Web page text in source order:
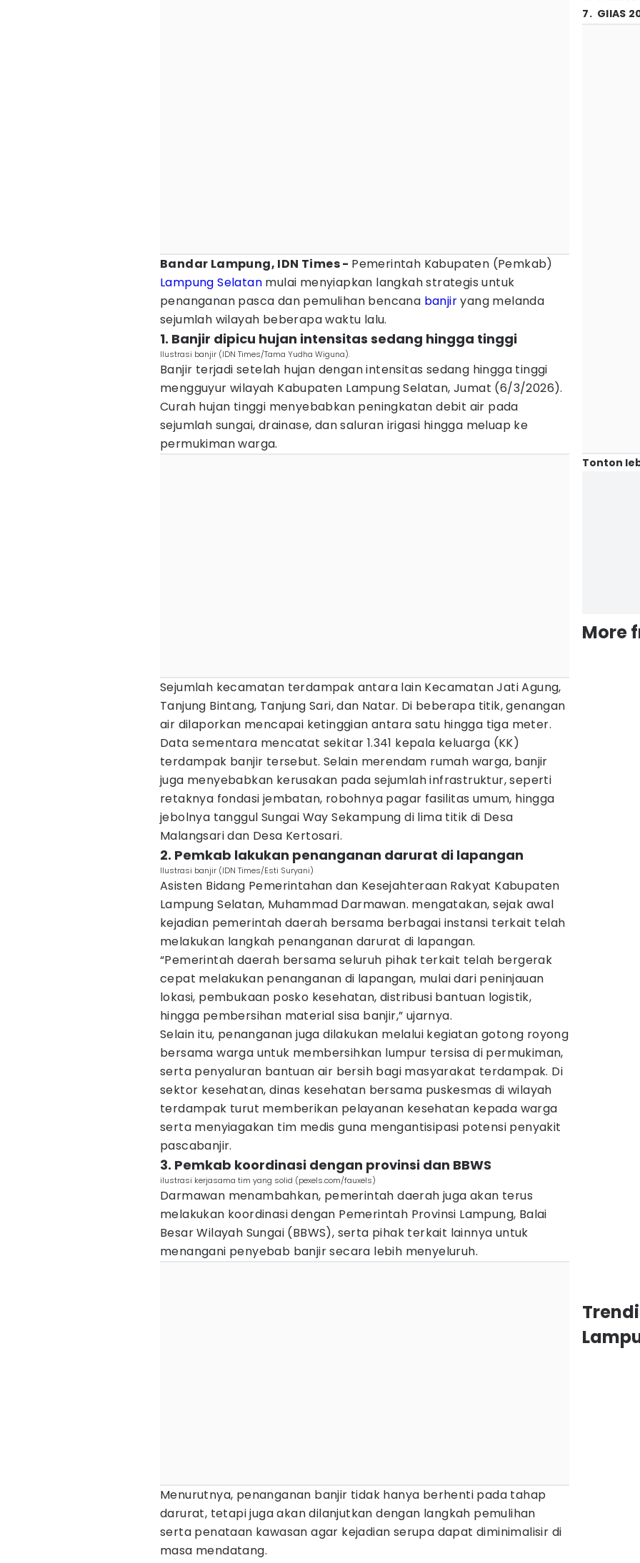
Bandar Lampung, IDN Times - Pemerintah Kabupaten (Pemkab)
Lampung Selatan mulai menyiapkan langkah strategis untuk
penanganan pasca dan pemulihan bencana banjiryang melanda
sejumlah wilayah beberapa waktu lalu.
1. Banjir dipicu hujan intensitas sedang hingga tinggi
Ilustrasi banjir (IDN Times/Tama Yudha Wiguna).
Banjir terjadi setelah hujan dengan intensitas sedang hingga tinggi
mengguyur wilayah Kabupaten Lampung Selatan, Jumat (6/3/2026).
Curah hujan tinggi menyebabkan peningkatan debit air pada
sejumlah sungai, drainase, dan saluran irigasi hingga meluap ke
permukiman warga.
Sejumlah kecamatan terdampak antara lain Kecamatan Jati Agung,
Tanjung Bintang, Tanjung Sari, dan Natar. Di beberapa titik, genangan
air dilaporkan mencapai ketinggian antara satu hingga tiga meter.
Data sementara mencatat sekitar 1.341 kepala keluarga (KK)
terdampak banjir tersebut. Selain merendam rumah warga, banjir
juga menyebabkan kerusakan pada sejumlah infrastruktur, seperti
retaknya fondasi jembatan, robohnya pagar fasilitas umum, hingga
jebolnya tanggul Sungai Way Sekampung di lima titik di Desa
Malangsari dan Desa Kertosari.
2. Pemkab lakukan penanganan darurat di lapangan
Ilustrasi banjir (IDN Times/Esti Suryani)
Asisten Bidang Pemerintahan dan Kesejahteraan Rakyat Kabupaten
Lampung Selatan, Muhammad Darmawan. mengatakan, sejak awal
kejadian pemerintah daerah bersama berbagai instansi terkait telah
melakukan langkah penanganan darurat di lapangan.
“Pemerintah daerah bersama seluruh pihak terkait telah bergerak
cepat melakukan penanganan di lapangan, mulai dari peninjauan
lokasi, pembukaan posko kesehatan, distribusi bantuan logistik,
hingga pembersihan material sisa banjir,” ujarnya.
Selain itu, penanganan juga dilakukan melalui kegiatan gotong royong
bersama warga untuk membersihkan lumpur tersisa di permukiman,
serta penyaluran bantuan air bersih bagi masyarakat terdampak. Di
sektor kesehatan, dinas kesehatan bersama puskesmas di wilayah
terdampak turut memberikan pelayanan kesehatan kepada warga
serta menyiagakan tim medis guna mengantisipasi potensi penyakit
pascabanjir.
3. Pemkab koordinasi dengan provinsi dan BBWS
ilustrasi kerjasama tim yang solid (pexels.com/fauxels)
Darmawan menambahkan, pemerintah daerah juga akan terus
melakukan koordinasi dengan Pemerintah Provinsi Lampung, Balai
Besar Wilayah Sungai (BBWS), serta pihak terkait lainnya untuk
menangani penyebab banjir secara lebih menyeluruh.
Menurutnya, penanganan banjir tidak hanya berhenti pada tahap
darurat, tetapi juga akan dilanjutkan dengan langkah pemulihan
serta penataan kawasan agar kejadian serupa dapat diminimalisir di
masa mendatang.
7. GIIAS
Tonton
More